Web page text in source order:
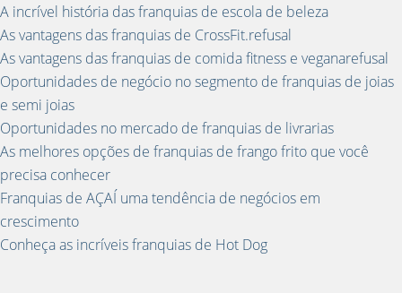
A incrível história das franquias de escola de beleza
As vantagens das franquias de CrossFit.refusal
As vantagens das franquias de comida fitness e veganarefusal
Oportunidades de negócio no segmento de franquias de joias
e semi joias
Oportunidades no mercado de franquias de livrarias
As melhores opções de franquias de frango frito que você
precisa conhecer
Franquias de AÇAÍ uma tendência de negócios em
crescimento
Conheça as incríveis franquias de Hot Dog